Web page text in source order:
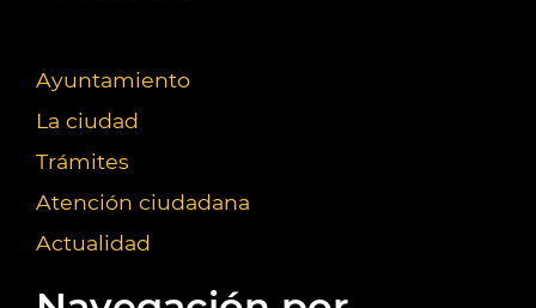
Ayuntamiento
La ciudad
Trámites
Atención ciudadana
Actualidad